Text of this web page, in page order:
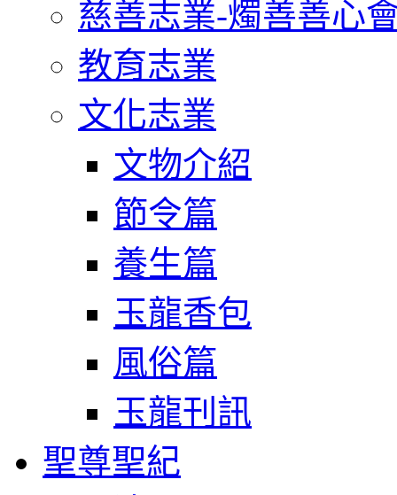
慈善志業-燭善善心
教育志業
文化志業
文物介紹
節令篇
養生篇
玉龍香包
風俗篇
玉龍刊訊
聖尊聖紀